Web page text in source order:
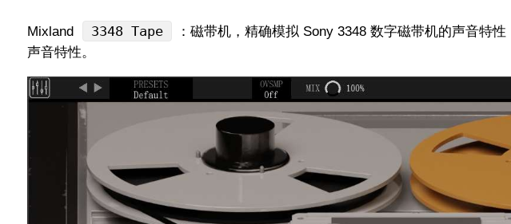
Mixland 3348 Tape
：磁带机，精确模拟 Sony 3348 数字磁带机的声音特
声音特性。